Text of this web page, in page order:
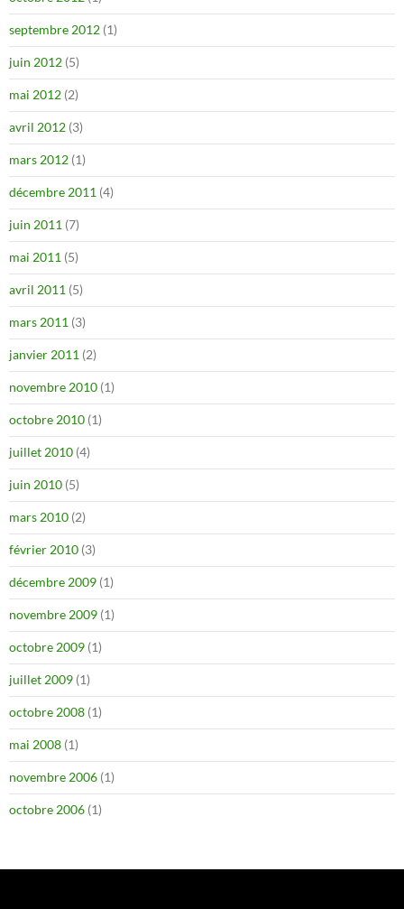
septembre 2012 (1)
juin 2012 (5)
mai 2012 (2)
avril 2012 (3)
mars 2012 (1)
décembre 2011 (4)
juin 2011 (7)
mai 2011 (5)
avril 2011 (5)
mars 2011 (3)
janvier 2011 (2)
novembre 2010 (1)
octobre 2010 (1)
juillet 2010 (4)
juin 2010 (5)
mars 2010 (2)
février 2010 (3)
décembre 2009 (1)
novembre 2009 (1)
octobre 2009 (1)
juillet 2009 (1)
octobre 2008 (1)
mai 2008 (1)
novembre 2006 (1)
octobre 2006 (1)